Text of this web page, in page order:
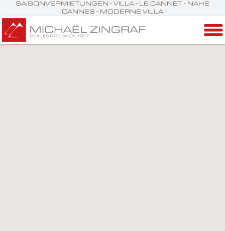
SAISONVERMIETUNGEN - VILLA - LE CANNET - NAHE
CANNES - MODERNE VILLA